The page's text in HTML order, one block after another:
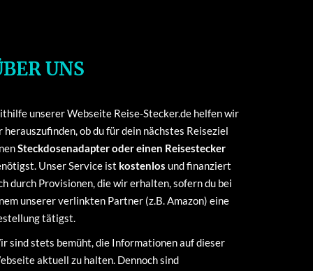
UNS
unserer Webseite Reise-Stecker.de helfen wir
herauszufinden, ob du für dein nächstes Reiseziel
Steckdosenadapter oder einen Reisestecker
Unser Service ist kostenlos und finanziert
durch Provisionen, die wir erhalten, sofern du bei
unserer verlinkten Partner (z.B. Amazon) eine
tätigst.
sind stets bemüht, die Informationen auf dieser
aktuell zu halten. Dennoch sind